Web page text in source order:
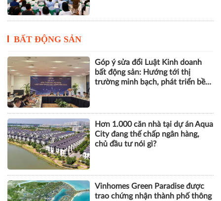
BẤT ĐỘNG SẢN
Góp ý sửa đổi Luật Kinh doanh
bất động sản: Hướng tới thị
trường minh bạch, phát triển bền
Hơn 1.000 căn nhà tại dự án Aqua
City đang thế chấp ngân hàng,
chủ đầu tư nói gì?
Vinhomes Green Paradise được
trao chứng nhận thành phố thông